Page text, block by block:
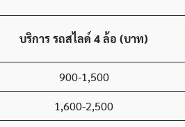
บริการ รถสไลด์ 4 ล้อ (บาท)
900-1,500
1,600-2,500